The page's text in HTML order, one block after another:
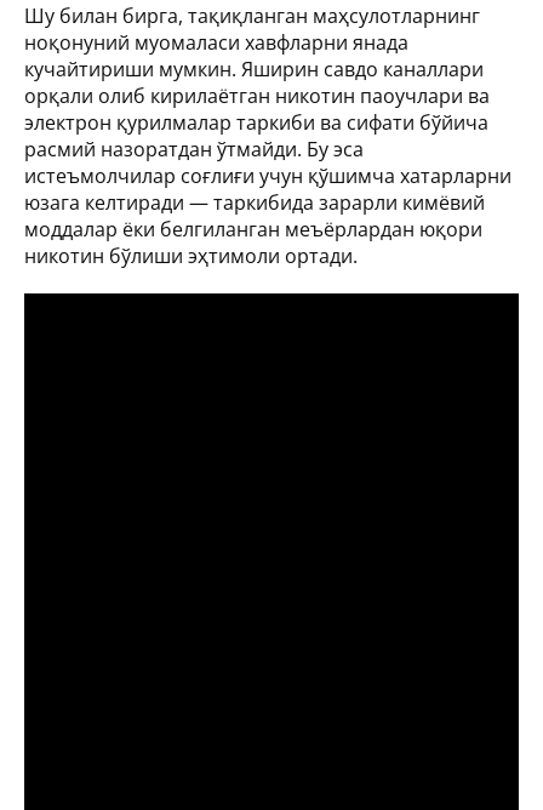
Шу билан бирга, тақиқланган маҳсулотларнинг
ноқонуний муомаласи хавфларни янада
кучайтириши мумкин. Яширин савдо каналлари
орқали олиб кирилаётган никотин паоучлари ва
электрон қурилмалар таркиби ва сифати бўйича
расмий назоратдан ўтмайди. Бу эса
истеъмолчилар соғлиғи учун қўшимча хатарларни
юзага келтиради — таркибида зарарли кимёвий
моддалар ёки белгиланган меъёрлардан юқори
никотин бўлиши эҳтимоли ортади.